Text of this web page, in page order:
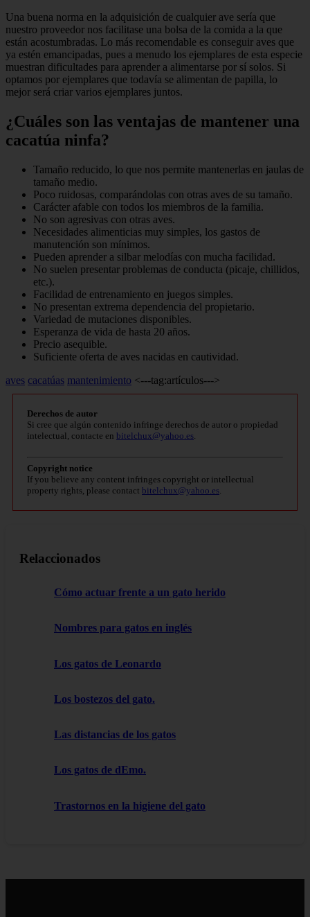
Una buena norma en la adquisición de cualquier ave sería que
nuestro proveedor nos facilitase una bolsa de la comida a la que
están acostumbradas. Lo más recomendable es conseguir aves que
ya estén emancipadas, pues a menudo los ejemplares de esta especie
muestran dificultades para aprender a alimentarse por sí solos. Si
optamos por ejemplares que todavía se alimentan de papilla, lo
mejor será criar varios ejemplares juntos.
¿Cuáles son las ventajas de mantener una
cacatúa ninfa?
Tamaño reducido, lo que nos permite mantenerlas en jaulas de
tamaño medio.
Poco ruidosas, comparándolas con otras aves de su tamaño.
Carácter afable con todos los miembros de la familia.
No son agresivas con otras aves.
Necesidades alimenticias muy simples, los gastos de
manutención son mínimos.
Pueden aprender a silbar melodías con mucha facilidad.
No suelen presentar problemas de conducta (picaje, chillidos,
etc.).
Facilidad de entrenamiento en juegos simples.
No presentan extrema dependencia del propietario.
Variedad de mutaciones disponibles.
Esperanza de vida de hasta 20 años.
Precio asequible.
Suficiente oferta de aves nacidas en cautividad.
aves cacatúas mantenimiento <---tag:artículos--->
Derechos de autor
Si cree que algún contenido infringe derechos de autor o propiedad
intelectual, contacte en bitelchux@yahoo.es
Copyright notice
If you believe any content infringes copyright or intellectual
property rights, please contact bitelchux@yahoo.es
Relaccionados
Cómo actuar frente a un gato herido
Nombres para gatos en inglés
Los gatos de Leonardo
Los bostezos del gato.
Las distancias de los gatos
Los gatos de dEmo.
Trastornos en la higiene del gato